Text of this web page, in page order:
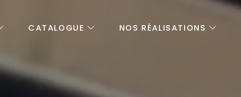
CATALOGUE NOS RÉALISATIONS